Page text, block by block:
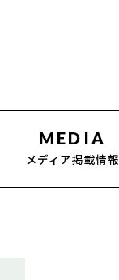
MEDIA
メディア掲載情報